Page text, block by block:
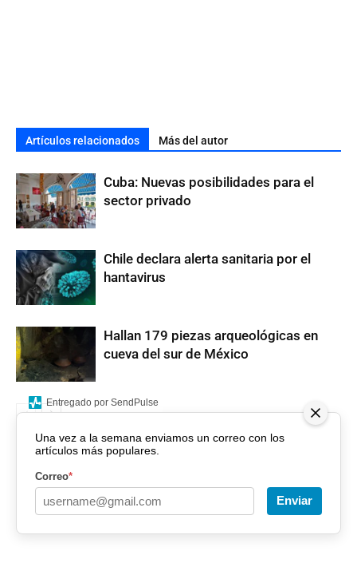
Artículos relacionados Más del autor
Cuba: Nuevas posibilidades para el
sector privado
Chile declara alerta sanitaria por el
hantavirus
Hallan 179 piezas arqueológicas en
cueva del sur de México
Una vez a la semana enviamos un correo con los
artículos más populares.
Correo*
Enviar
Entregado por SendPulse